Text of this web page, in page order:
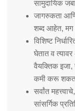
सामुदायिक
जागरुकता आणि
शब्द आहेत, मग
विशिष्ट
घेतात व
वैयक्तिक इजा,
कमी करू
सर्वांत
सांसर्गिक